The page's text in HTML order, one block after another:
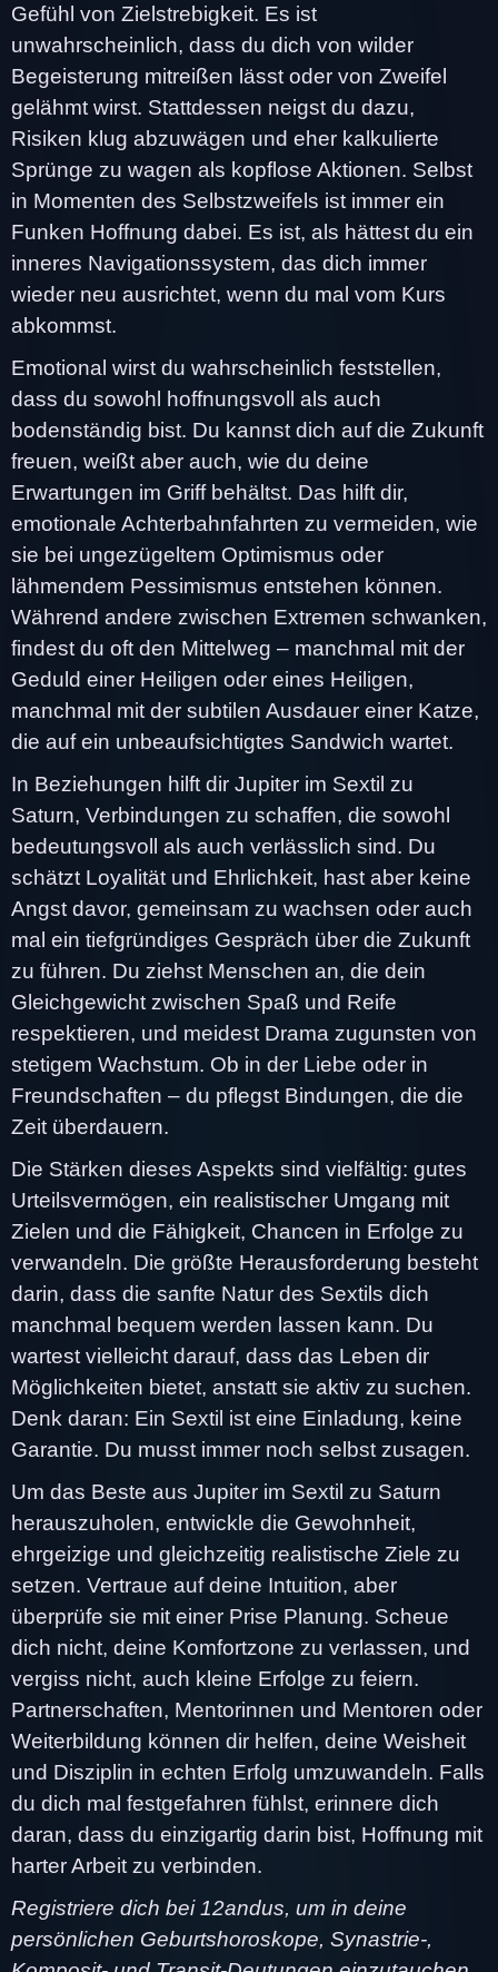
Gefühl von Zielstrebigkeit. Es ist
unwahrscheinlich, dass du dich von wilder
Begeisterung mitreißen lässt oder von Zweifel
gelähmt wirst. Stattdessen neigst du dazu,
Risiken klug abzuwägen und eher kalkulierte
Sprünge zu wagen als kopflose Aktionen. Selbst
in Momenten des Selbstzweifels ist immer ein
Funken Hoffnung dabei. Es ist, als hättest du ein
inneres Navigationssystem, das dich immer
wieder neu ausrichtet, wenn du mal vom Kurs
abkommst.
Emotional wirst du wahrscheinlich feststellen,
dass du sowohl hoffnungsvoll als auch
bodenständig bist. Du kannst dich auf die Zukunft
freuen, weißt aber auch, wie du deine
Erwartungen im Griff behältst. Das hilft dir,
emotionale Achterbahnfahrten zu vermeiden, wie
sie bei ungezügeltem Optimismus oder
lähmendem Pessimismus entstehen können.
Während andere zwischen Extremen schwanken,
findest du oft den Mittelweg – manchmal mit der
Geduld einer Heiligen oder eines Heiligen,
manchmal mit der subtilen Ausdauer einer Katze,
die auf ein unbeaufsichtigtes Sandwich wartet.
In Beziehungen hilft dir Jupiter im Sextil zu
Saturn, Verbindungen zu schaffen, die sowohl
bedeutungsvoll als auch verlässlich sind. Du
schätzt Loyalität und Ehrlichkeit, hast aber keine
Angst davor, gemeinsam zu wachsen oder auch
mal ein tiefgründiges Gespräch über die Zukunft
zu führen. Du ziehst Menschen an, die dein
Gleichgewicht zwischen Spaß und Reife
respektieren, und meidest Drama zugunsten von
stetigem Wachstum. Ob in der Liebe oder in
Freundschaften – du pflegst Bindungen, die die
Zeit überdauern.
Die Stärken dieses Aspekts sind vielfältig: gutes
Urteilsvermögen, ein realistischer Umgang mit
Zielen und die Fähigkeit, Chancen in Erfolge zu
verwandeln. Die größte Herausforderung besteht
darin, dass die sanfte Natur des Sextils dich
manchmal bequem werden lassen kann. Du
wartest vielleicht darauf, dass das Leben dir
Möglichkeiten bietet, anstatt sie aktiv zu suchen.
Denk daran: Ein Sextil ist eine Einladung, keine
Garantie. Du musst immer noch selbst zusagen.
Um das Beste aus Jupiter im Sextil zu Saturn
herauszuholen, entwickle die Gewohnheit,
ehrgeizige und gleichzeitig realistische Ziele zu
setzen. Vertraue auf deine Intuition, aber
überprüfe sie mit einer Prise Planung. Scheue
dich nicht, deine Komfortzone zu verlassen, und
vergiss nicht, auch kleine Erfolge zu feiern.
Partnerschaften, Mentorinnen und Mentoren oder
Weiterbildung können dir helfen, deine Weisheit
und Disziplin in echten Erfolg umzuwandeln. Falls
du dich mal festgefahren fühlst, erinnere dich
daran, dass du einzigartig darin bist, Hoffnung mit
harter Arbeit zu verbinden.
Registriere dich bei 12andus, um in deine
persönlichen Geburtshoroskope, Synastrie-,